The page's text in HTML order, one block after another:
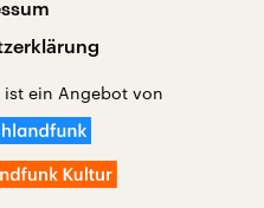
ist ein Angebot von